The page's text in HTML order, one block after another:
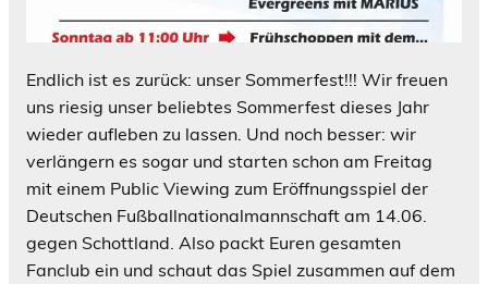
Endlich ist es zurück: unser Sommerfest!!! Wir freuen
uns riesig unser beliebtes Sommerfest dieses Jahr
wieder aufleben zu lassen. Und noch besser: wir
verlängern es sogar und starten schon am Freitag
mit einem Public Viewing zum Eröffnungsspiel der
Deutschen Fußballnationalmannschaft am 14.06.
gegen Schottland. Also packt Euren gesamten
Fanclub ein und schaut das Spiel zusammen auf dem